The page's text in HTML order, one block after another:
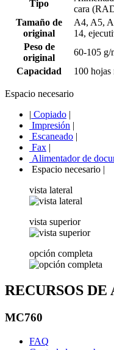
Tipo
cara
Tamaño de
original
A4, A5,
14,
Peso de
original
60-105 g/
Capacidad
100 hojas
Espacio necesario
| Copiado |
Impresión |
Escaneado |
Fax |
Alimentador de
Espacio necesario |
vista lateral
vista superior
opción completa
RECURSOS
MC760
FAQ